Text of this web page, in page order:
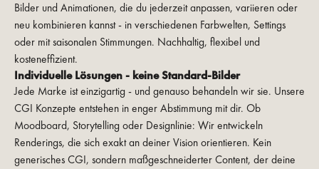
Bilder und Animationen, die du jederzeit anpassen, variieren oder
neu kombinieren kannst - in verschiedenen Farbwelten, Settings
oder mit saisonalen Stimmungen. Nachhaltig, flexibel und
kosteneffizient.
Individuelle Lösungen - keine Standard-Bilder
Jede Marke ist einzigartig - und genauso behandeln wir sie. Unsere
CGI Konzepte entstehen in enger Abstimmung mit dir. Ob
Moodboard, Storytelling oder Designlinie: Wir entwickeln
Renderings, die sich exakt an deiner Vision orientieren. Kein
generisches CGI, sondern maßgeschneiderter Content, der deine